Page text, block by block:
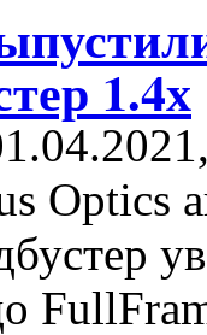
1.4х
Optics